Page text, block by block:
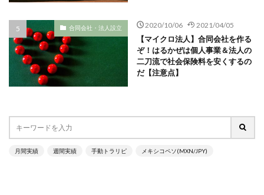
合同会社・法人設立 2020/10/06 2021/04/05
【マイクロ法人】合同会社を作る
ぞ！はるかぜは個人事業＆法人の
二刀流で社会保険料を安くするの
だ【注意点】
月間実績 週間実績 手動トラリピ メキシコペソ(MXN/JPY)